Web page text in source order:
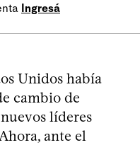
Ingresá
Unidos había
cambio de
líderes
ante el